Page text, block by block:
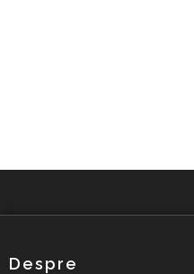
Despre